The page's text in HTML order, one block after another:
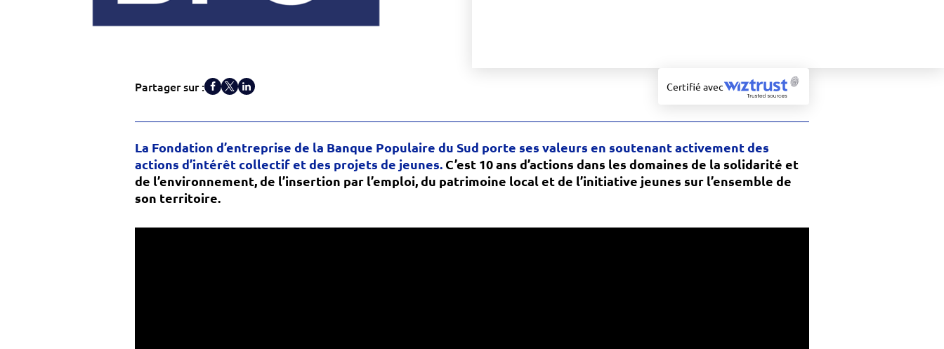
Partager sur : Certifié avec
La Fondation d’entreprise de la Banque Populaire du Sud porte ses valeurs en soutenant activement des
actions d’intérêt collectif et des projets de jeunes. C’est 10 ans d’actions dans les domaines de la solidarité et
de l’environnement, de l’insertion par l’emploi, du patrimoine local et de l’initiative jeunes sur l’ensemble de
son territoire.